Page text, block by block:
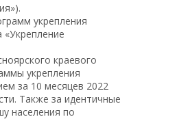
укрепления
краевого
укрепления
за 10 месяцев 2022
Также за идентичные
населения по